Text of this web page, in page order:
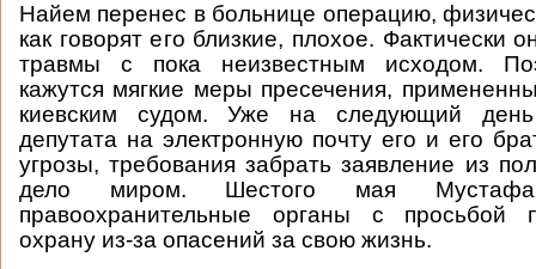
Найем перенес в больнице операцию,
как говорят его близкие, плохое. Фактически
травмы с пока неизвестным исходом.
кажутся мягкие меры пресечения,
киевским судом. Уже на следующий
депутата на электронную почту его и его
угрозы, требования забрать заявление из
дело миром. Шестого мая
правоохранительные органы с просьбой
охрану из-за опасений за свою жизнь.